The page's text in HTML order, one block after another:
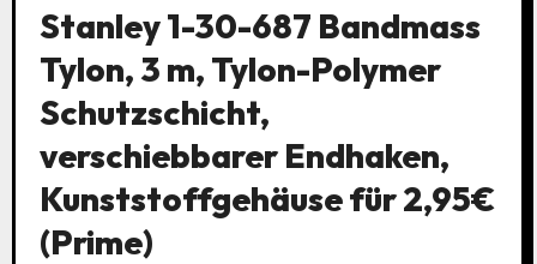
Stanley 1-30-687 Bandmass
Tylon, 3 m, Tylon-Polymer
Schutzschicht,
verschiebbarer Endhaken,
Kunststoffgehäuse für 2,95€
(Prime)